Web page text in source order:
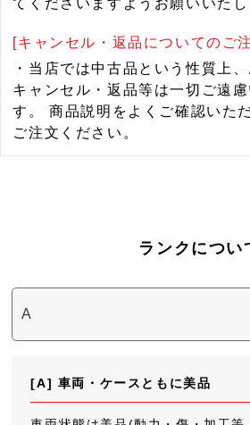
[キャンセル・返品についてのご
・当店では中古品という性質上
キャンセル・返品等は一切ご遠
す。 商品説明をよくご確認いた
ご注文ください。
ランクについ
[A] 車両・ケースともに美品